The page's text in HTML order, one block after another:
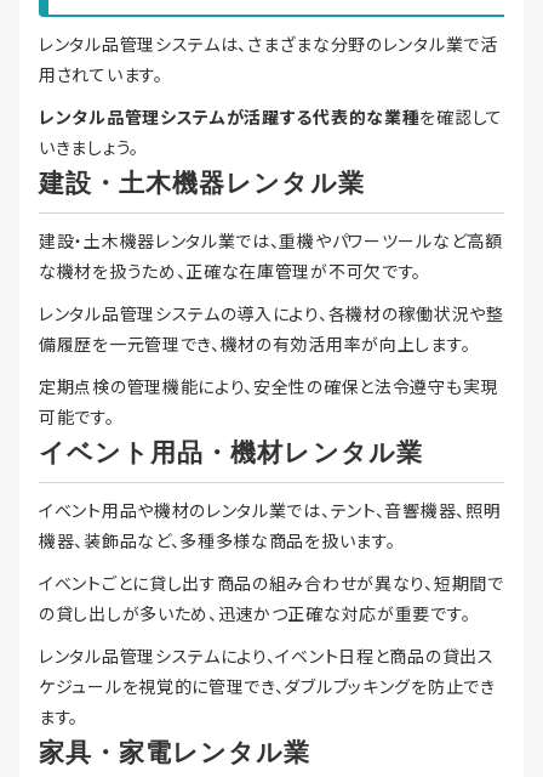
レンタル品管理システムは、さまざまな分野のレンタル業で活
用されています。
レンタル品管理システムが活躍する代表的な業種を確認して
いきましょう。
建設・土木機器レンタル業
建設・土木機器レンタル業では、重機やパワーツールなど高額
な機材を扱うため、正確な在庫管理が不可欠です。
レンタル品管理システムの導入により、各機材の稼働状況や整
備履歴を一元管理でき、機材の有効活用率が向上します。
定期点検の管理機能により、安全性の確保と法令遵守も実現
可能です。
イベント用品・機材レンタル業
イベント用品や機材のレンタル業では、テント、音響機器、照明
機器、装飾品など、多種多様な商品を扱います。
イベントごとに貸し出す商品の組み合わせが異なり、短期間で
の貸し出しが多いため、迅速かつ正確な対応が重要です。
レンタル品管理システムにより、イベント日程と商品の貸出ス
ケジュールを視覚的に管理でき、ダブルブッキングを防止でき
ます。
家具・家電レンタル業